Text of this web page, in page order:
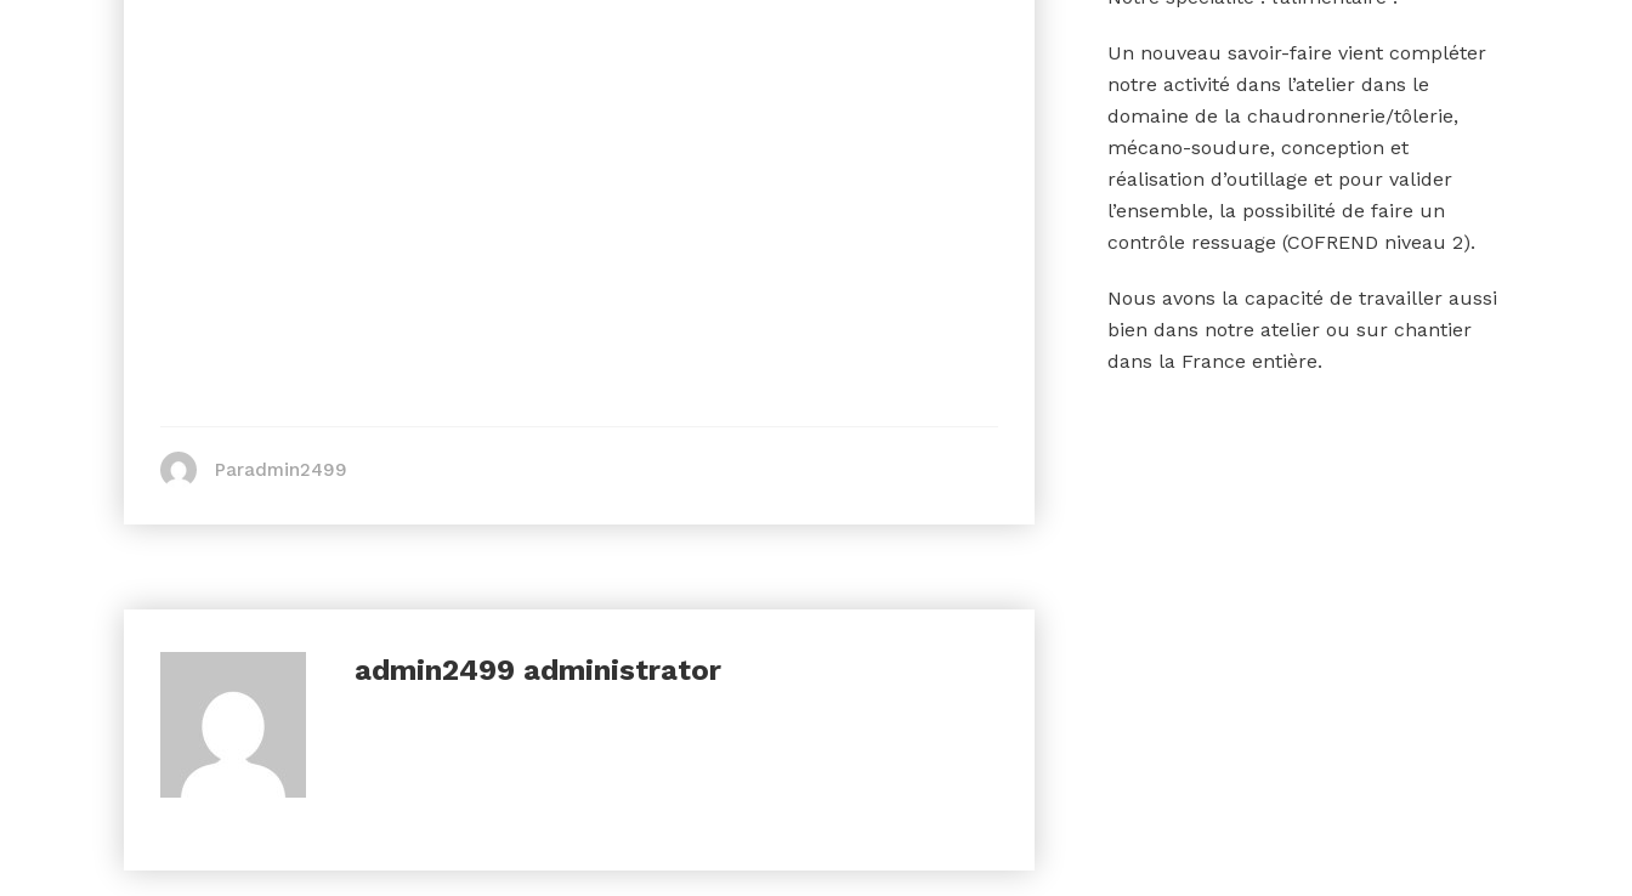
Paradmin2499
admin2499 administrator
Un nouveau savoir-faire vient compléter
notre activité dans l’atelier dans le
domaine de la chaudronnerie/tôlerie,
mécano-soudure, conception et
réalisation d’outillage et pour valider
l’ensemble, la possibilité de faire un
contrôle ressuage (COFREND niveau 2).
Nous avons la capacité de travailler aussi
bien dans notre atelier ou sur chantier
dans la France entière.